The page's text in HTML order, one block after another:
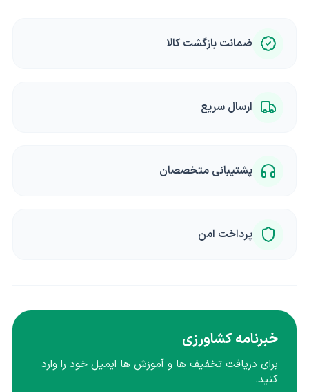
ضمانت بازگشت کالا
ارسال سریع
پشتیبانی متخصصان
پرداخت امن
خبرنامه کشاورزی
برای دریافت تخفیف ها و آموزش ها ایمیل خود را وارد
کنید.